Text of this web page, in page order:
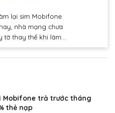
lại sim Mobifone
nhà mạng chưa
thay thế khi làm...
Mobifone trả trước tháng
thẻ nạp